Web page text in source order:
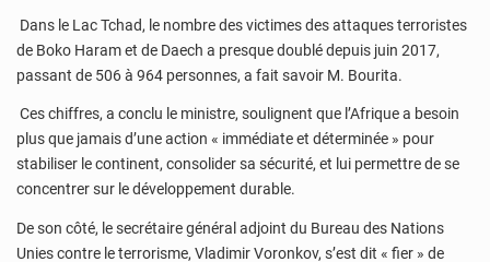
Dans le Lac Tchad, le nombre des victimes des attaques terroristes
de Boko Haram et de Daech a presque doublé depuis juin 2017,
passant de 506 à 964 personnes, a fait savoir M. Bourita.
Ces chiffres, a conclu le ministre, soulignent que l’Afrique a besoin
plus que jamais d’une action « immédiate et déterminée » pour
stabiliser le continent, consolider sa sécurité, et lui permettre de se
concentrer sur le développement durable.
De son côté, le secrétaire général adjoint du Bureau des Nations
Unies contre le terrorisme, Vladimir Voronkov, s’est dit « fier » de